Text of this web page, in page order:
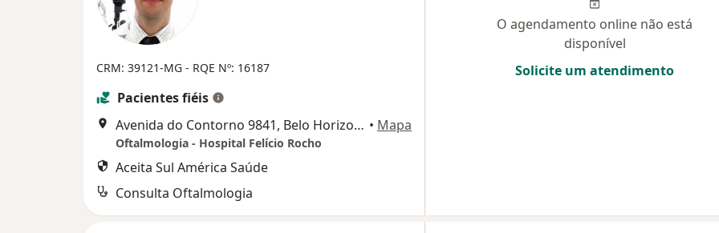
CRM: 39121-MG - RQE Nº: 16187
Pacientes fiéis
Avenida do Contorno 9841, Belo Horizonte • Mapa
Oftalmologia - Hospital Felício Rocho
Aceita Sul América Saúde
Consulta Oftalmologia
O agendamento online não está
disponível
Solicite um atendimento